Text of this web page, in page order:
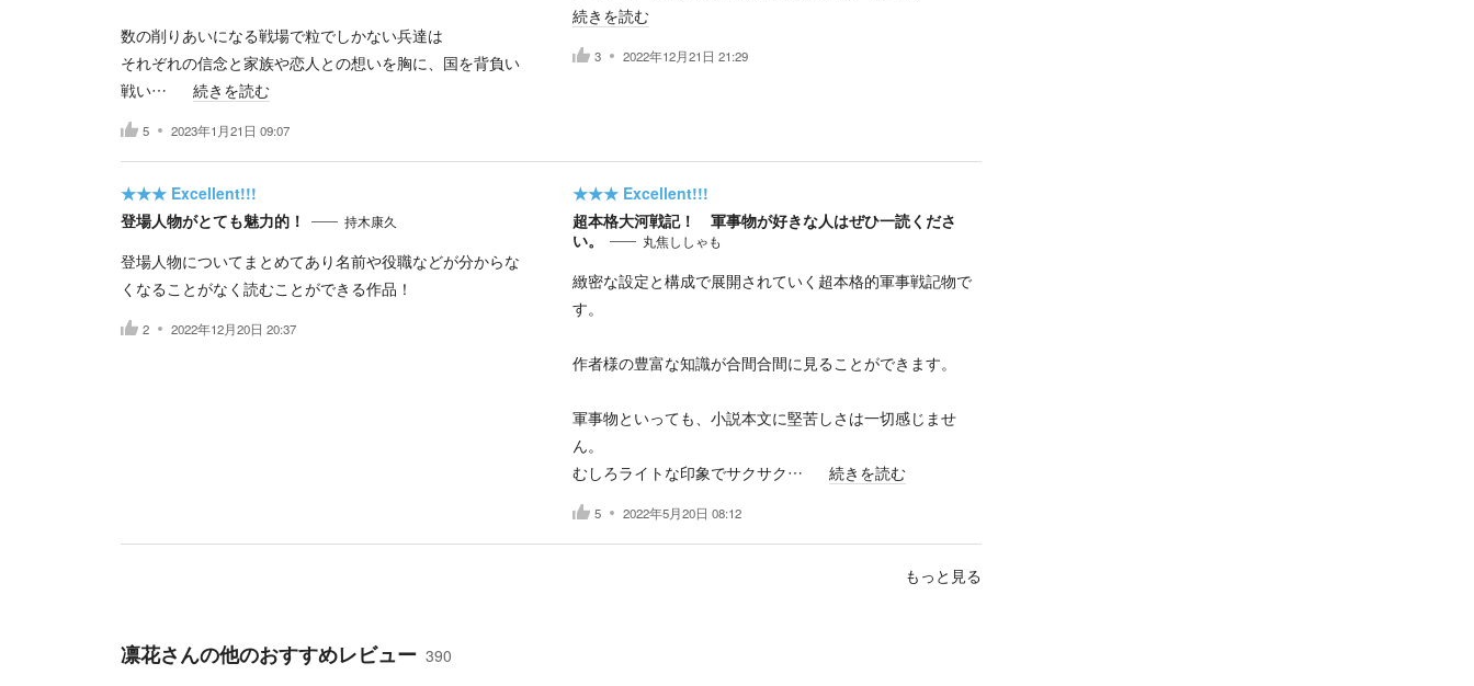
数の削りあいになる戦場で粒でしかない兵達は
それぞれの信念と家族や恋人との想いを胸に、国を背負い
戦い…
続きを読む
5 2023年1月21日 09:07
続きを読む
3 2022年12月21日 21:29
★★★ Excellent!!!
登場人物がとても魅力的！
持木康久
登場人物についてまとめてあり名前や役職などが分からな
くなることがなく読むことができる作品！
2 2022年12月20日 20:37
★★★ Excellent!!!
超本格大河戦記！ 軍事物が好きな人はぜひ一読くださ
い。
丸焦ししゃも
緻密な設定と構成で展開されていく超本格的軍事戦記物で
す。
作者様の豊富な知識が合間合間に見ることができます。
軍事物といっても、小説本文に堅苦しさは一切感じませ
ん。
むしろライトな印象でサクサク…
続きを読む
5 2022年5月20日 08:12
もっと見る
凛花さんの他のおすすめレビュー 390